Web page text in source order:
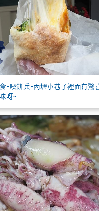
-喫餅兵-內壢小巷子裡面有驚
呀~